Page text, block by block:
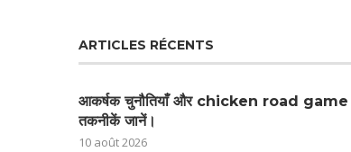
ARTICLES RÉCENTS
आकर्षक चुनौतियाँ और chicken road game
तकनीकें जानें।
10 août 2026